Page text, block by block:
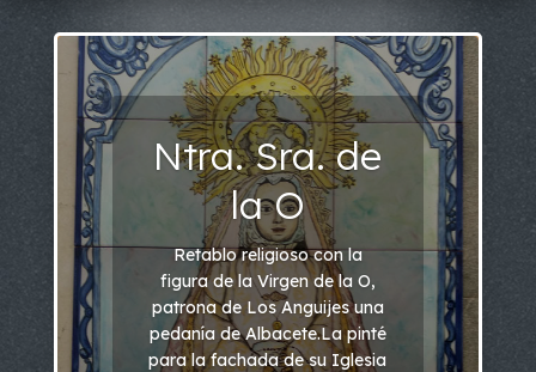
Ntra. Sra. de
la O
Retablo religioso con la
figura de la Virgen de la O,
patrona de Los Anguijes una
pedanía de Albacete.La pinté
para la fachada de su Iglesia